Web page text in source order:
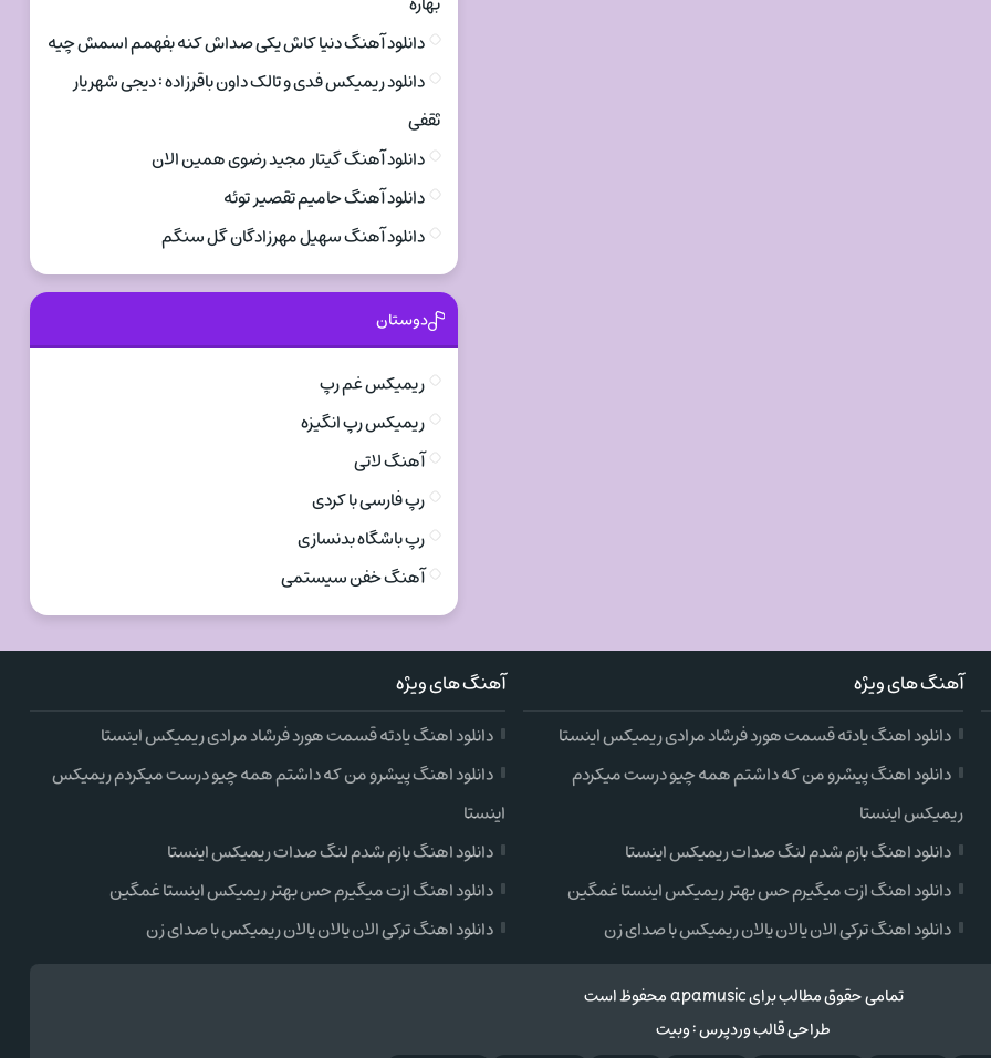
دانلود آهنگ دنیا کاش یکی صداش کنه بفهمم اسمش چیه
دانلود ریمیکس فدی و تالک داون باقرزاده : دیجی شهریار
ثقفی
دانلود آهنگ گیتار مجید رضوی همین الان
دانلود آهنگ حامیم تقصیر توئه
دانلود آهنگ سهیل مهرزادگان گل سنگم
دوستان
ریمیکس غم رپ
ریمیکس رپ انگیزه
آهنگ لاتی
رپ فارسی با کردی
رپ باشگاه بدنسازی
آهنگ خفن سیستمی
آهنگ های ویژه
دانلود اهنگ یادته قسمت هورد فرشاد مرادی ریمیکس اینستا
دانلود اهنگ پیشرو من که داشتم همه چیو درست میکردم
ریمیکس اینستا
دانلود اهنگ بازم شدم لنگ صدات ریمیکس اینستا
دانلود اهنگ ازت میگیرم حس بهتر ریمیکس اینستا غمگین
دانلود اهنگ ترکی الان یالان یالان ریمیکس با صدای زن
آهنگ های ویژه
دانلود اهنگ یادته قسمت هورد فرشاد مرادی ریمیکس اینستا
دانلود اهنگ پیشرو من که داشتم همه چیو درست میکردم ریمیکس
اینستا
دانلود اهنگ بازم شدم لنگ صدات ریمیکس اینستا
دانلود اهنگ ازت میگیرم حس بهتر ریمیکس اینستا غمگین
دانلود اهنگ ترکی الان یالان یالان ریمیکس با صدای زن
تمامی حقوق مطالب برای apamusic محفوظ است
طراحی قالب وردپرس:وبیت